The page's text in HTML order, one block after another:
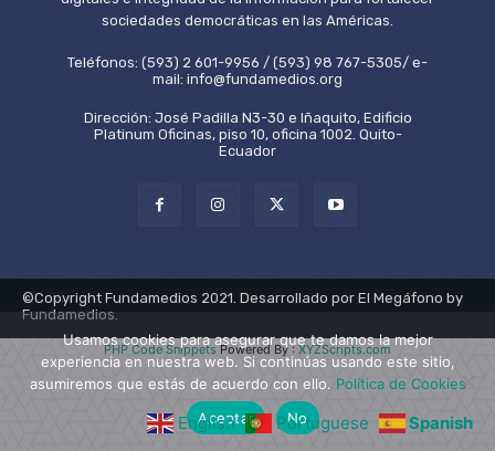
sociedades democráticas en las Américas.
Teléfonos: (593) 2 601-9956 / (593) 98 767-5305/ e-
mail: info@fundamedios.org
Dirección: José Padilla N3-30 e Iñaquito, Edificio
Platinum Oficinas, piso 10, oficina 1002. Quito-
Ecuador
©Copyright Fundamedios 2021. Desarrollado por El Megáfono by
Fundamedios.
English Portuguese Spanish
PHP Code SnippetsPowered By :XYZScripts.com
Usamos cookies para asegurar que te damos la mejor
experiencia en nuestra web. Si continúas usando este sitio,
asumiremos que estás de acuerdo con ello. Política de Cookies
Aceptar
No